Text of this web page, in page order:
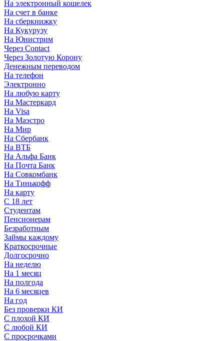
На электронный кошелек
На счет в банке
На сберкнижку
На Кукурузу
На Юнистрим
Через Contact
Через Золотую Корону
Денежным переводом
На телефон
Электронно
На любую карту
На Мастеркард
На Visa
На Маэстро
На Мир
На Сбербанк
На ВТБ
На Альфа Банк
На Почта Банк
На Совкомбанк
На Тинькофф
На карту
С 18 лет
Студентам
Пенсионерам
Безработным
Займы каждому
Краткосрочные
Долгосрочно
На неделю
На 1 месяц
На полгода
На 6 месяцев
На год
Без проверки КИ
С плохой КИ
С любой КИ
С просрочками